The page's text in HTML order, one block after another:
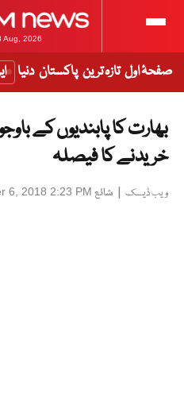
Aug, 2026
صفحۂ اول تازہ ترین پاکستان دنیا
بھارت کا پابندیوں کے
خریدنے کا فیصلہ
ویب ڈیسک | شائع 6, 2018 2:23 PM